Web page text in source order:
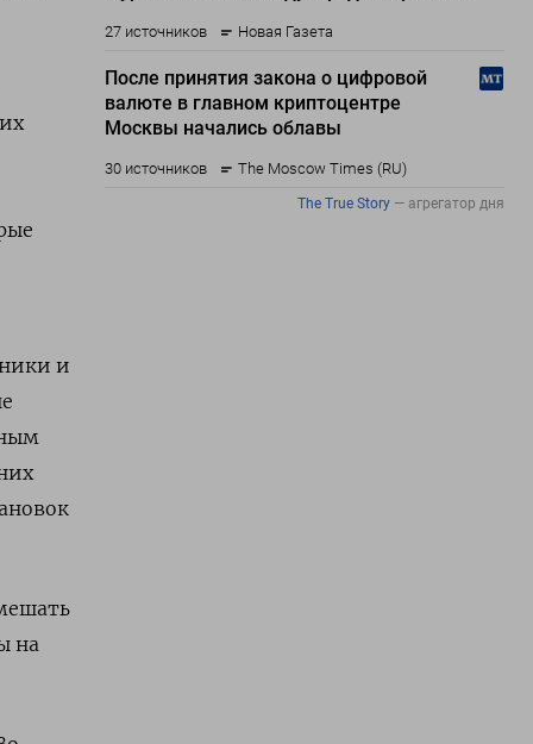
и
на